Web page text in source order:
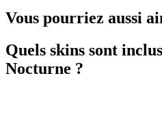
Vous pourriez aussi
Quels skins sont
Nocturne ?